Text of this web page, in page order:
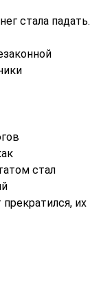
стала падать.
стал
их